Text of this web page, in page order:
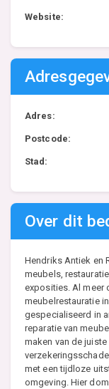
Website:
Adres:
Postcode:
Stad:
Over dit
Hendriks Antiek en
meubels,
exposities. Al meer
meubelrestauratie
gespecialiseerd in
reparatie van
maken van de
met een tijdloze
omgeving. Hier